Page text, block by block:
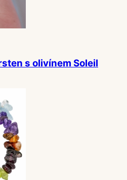
s olivínem Soleil